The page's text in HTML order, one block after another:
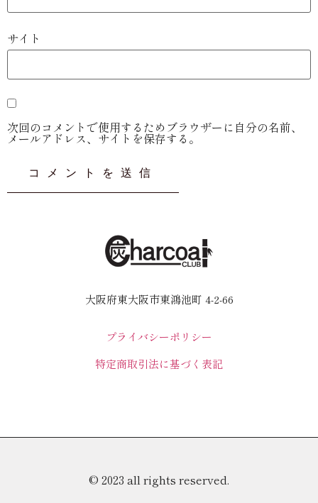
サイト
次回のコメントで使用するためブラウザーに自分の名前、
メールアドレス、サイトを保存する。
大阪府東大阪市東鴻池町 4-2-66
プライバシーポリシー
特定商取引法に基づく表記
© 2023 all rights reserved.